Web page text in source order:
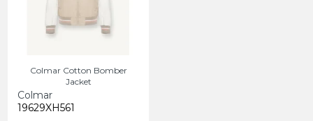
Colmar Cotton Bomber
Jacket
Colmar
19629XH561